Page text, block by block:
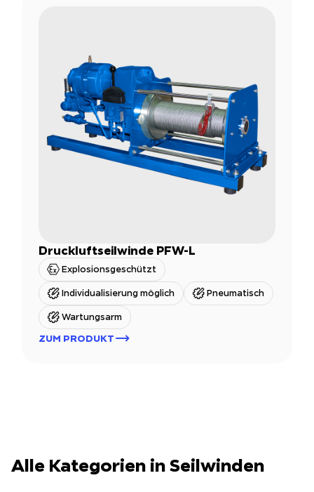
Druckluftseilwinde PFW-L
Explosionsgeschützt
Individualisierung möglich Pneumatisch
Wartungsarm
ZUM PRODUKT
Alle Kategorien in Seilwinden